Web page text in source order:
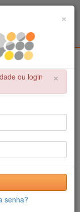
×
ou login não
×
×
ou login
senha?